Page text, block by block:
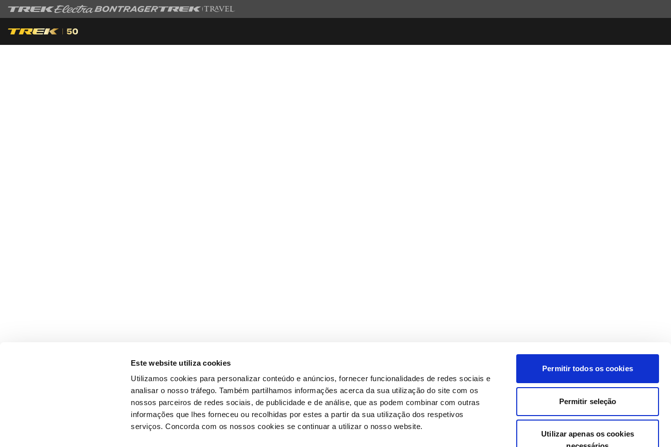
Este website utiliza cookies
Utilizamos cookies para personalizar conteúdo e anúncios, fornecer funcionalidades de redes sociais e
analisar o nosso tráfego. Também partilhamos informações acerca da sua utilização do site com os
nossos parceiros de redes sociais, de publicidade e de análise, que as podem combinar com outras
informações que lhes forneceu ou recolhidas por estes a partir da sua utilização dos respetivos
serviços. Concorda com os nossos cookies se continuar a utilizar o nosso website.
Permitir todos os cookies
Permitir seleção
Utilizar apenas os cookies